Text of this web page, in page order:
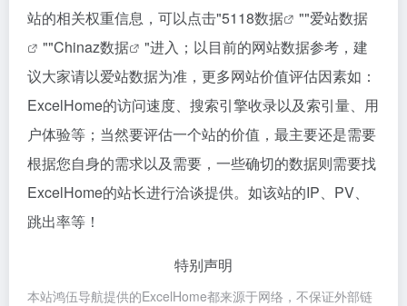
站的相关权重信息，可以点击"5118数据 ""爱站数据
""Chinaz数据
"进入；以目前的网站数据参考，建
议大家请以爱站数据为准，更多网站价值评估因素如：
ExcelHome的访问速度、搜索引擎收录以及索引量、用
户体验等；当然要评估一个站的价值，最主要还是需要
根据您自身的需求以及需要，一些确切的数据则需要找
ExcelHome的站长进行洽谈提供。如该站的IP、PV、
跳出率等！
特别声明
本站鸿伍导航提供的ExcelHome都来源于网络，不保证外部链